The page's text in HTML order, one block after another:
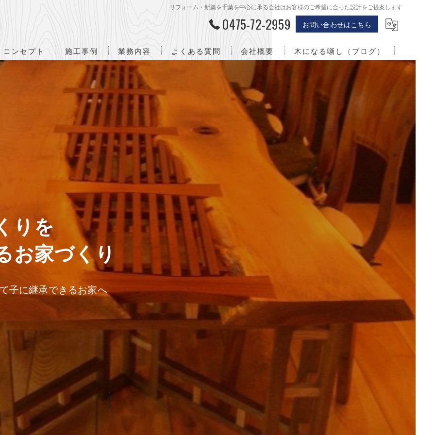
リフォーム・新築を千葉を中心に承る会社はお客様のご希望に合った設計をご提案します
0475-72-2959 お問い合わせはこちら
コンセプト
企画・立案から竣工までの流れ
施工事例 業務内容
設計・監理業務
よくある質問 会社概要
千葉のリフォーム･株式会社職人バッカの口コミ情報
株式会社職人バッカとは
千葉のリフォーム･株式会社職人バッカのお客様の声
千葉のリフォーム･株式会社職人バッカの評判
木になる噺し（ブログ）
りを
お家づくり
子に継承できるお家へ